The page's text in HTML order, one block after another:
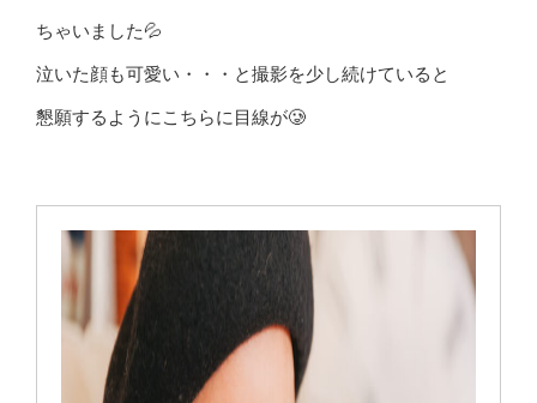
ちゃいました💦
泣いた顔も可愛い・・・と撮影を少し続けていると
懇願するようにこちらに目線が🥲